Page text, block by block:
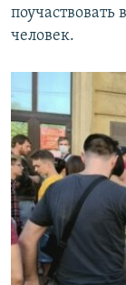
поучаствовать
человек.